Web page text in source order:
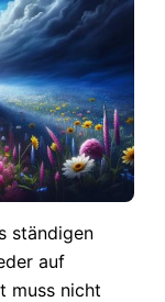
ständigen
auf
muss nicht